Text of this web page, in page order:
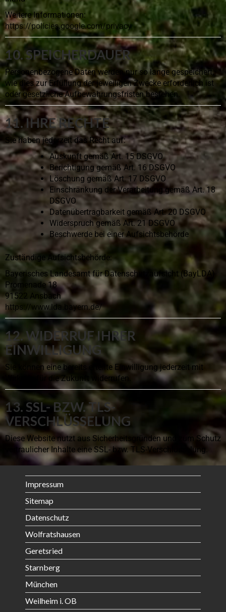
Weitere Informationen:
https://policies.google.com/privacy
10. SPEICHERDAUER
Personenbezogene Daten werden nur so lange gespeichert,
wie dies zur Erfüllung der jeweiligen Zwecke erforderlich ist
oder gesetzliche Aufbewahrungsfristen bestehen.
11. IHRE RECHTE
Sie haben jederzeit das Recht auf:
Auskunft gemäß Art. 15 DSGVO
Berichtigung gemäß Art. 16 DSGVO
Löschung gemäß Art. 17 DSGVO
Einschränkung der Verarbeitung gemäß Art. 18
DSGVO
Datenübertragbarkeit gemäß Art. 20 DSGVO
Widerspruch gemäß Art. 21 DSGVO
Beschwerde bei einer Aufsichtsbehörde
Zuständige Aufsichtsbehörde:
Bayerisches Landesamt für Datenschutzaufsicht (BayLDA)
Promenade 18
91522 Ansbach
https://www.lda.bayern.de/
12. WIDERRUF IHRER
EINWILLIGUNG
Sie können eine bereits erteilte Einwilligung jederzeit mit
Wirkung für die Zukunft widerrufen.
13. SSL- BZW. TLS-
VERSCHLÜSSELUNG
Diese Website nutzt aus Sicherheitsgründen und zum Schutz
vertraulicher Inhalte eine SSL- bzw. TLS-Verschlüsselung.
Impressum
Sitemap
Datenschutz
Wolfratshausen
Geretsried
Starnberg
München
Weilheim i. OB